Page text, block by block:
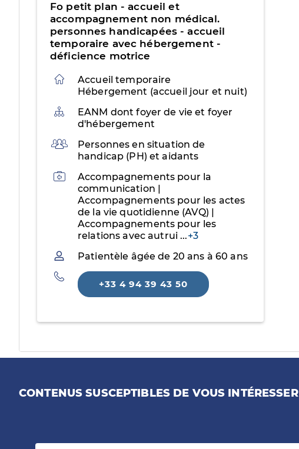
Fo petit plan - accueil et
accompagnement non médical.
personnes handicapées - accueil
temporaire avec hébergement -
déficience motrice
Accueil temporaire
Hébergement (accueil jour et nuit)
Organisation
EANM dont foyer de vie et foyer
d'hébergement
PublicPersonnes en situation de
handicap (PH) et aidants
ActivitésAccompagnements pour la
communication |
Accompagnements pour les actes
de la vie quotidienne (AVQ) |
Accompagnements pour les
relations avec autrui...+3
PatientèlePatientèle âgée de 20 ans à 60 ans
Téléphone
+33 4 94 39 43 50
CONTENUS SUSCEPTIBLES DE VOUS INTÉRESSER